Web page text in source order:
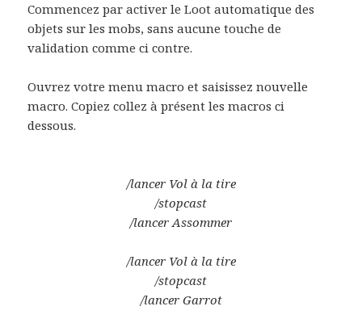
Commencez par activer le Loot automatique des
objets sur les mobs, sans aucune touche de
validation comme ci contre.
Ouvrez votre menu macro et saisissez nouvelle
macro. Copiez collez à présent les macros ci
dessous.
/lancer Vol à la tire
/stopcast
/lancer Assommer
/lancer Vol à la tire
/stopcast
/lancer Garrot